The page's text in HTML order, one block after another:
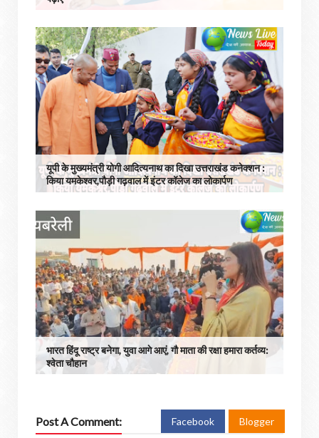
यूपी के मुख्यमंत्री योगी आदित्यनाथ का दिखा उत्तराखंड कनेक्शन :
किया यमकेश्वर,पौड़ी गढ़वाल में इंटर कॉलेज का लोकार्पण
भारत हिंदू राष्ट्र बनेगा, युवा आगे आएं, गौ माता की रक्षा हमारा कर्तव्य:
श्वेता चौहान
Post A Comment: Facebook Blogger